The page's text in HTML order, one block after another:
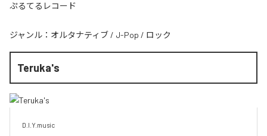
ぷるてるレコード
ジャンル： オルタナティブ / J-Pop / ロック
Teruka's
D.I.Y.music